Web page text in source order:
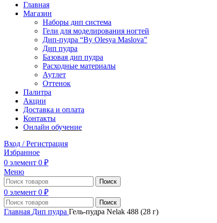
Главная
Магазин
Наборы дип система
Гели для моделирования ногтей
Дип-пудра “By Olesya Maslova”
Дип пудра
Базовая дип пудра
Расходные материалы
Аутлет
Оттенок
Палитра
Акции
Доставка и оплата
Контакты
Онлайн обучение
Вход / Регистрация
Избранное
0 элемент 0 ₽
Меню
Поиск
0 элемент 0 ₽
Поиск
Главная Дип пудра Гель-пудра Nelak 488 (28 г)